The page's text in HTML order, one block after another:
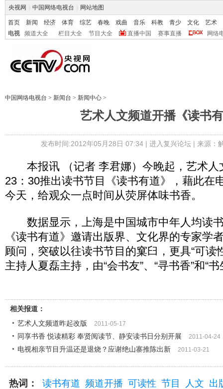
央视网 中国网络电视台 网站地图
首页 新闻 经济 体育 综艺 春晚 戏曲 音乐 科教 青少 文化
艺术
电视
频道大全 栏目大全 节目大全 直播中国 赛事直播 网络
中国网络电视台 > 新闻台 > 新闻中心 >
艺术人文频道开播《读书
发布时间:2012年05月28日 07:34 | 进入复兴论坛| 来源：
本报讯 （记者 李君娜）今晚起，艺术人
23：30推出读书节目《读书有道》，藉此在
今天，给观众一点时间从荧屏体味书香。
数据显示，上海是中国城市中年人均读
《读书有道》邀请出版界、文化界的专家学
顾问，突破以往读书节目的窠臼，更具“可读
主持人夏磊主持，由“会书友”、“寻书香”和“
相关报道：
艺术人文频道昨起改版
2011-05-17
同享书香 悦读精彩 奉贤阅读节、静安读书日分别开展 2011-04-24
电视相亲节目升温还是退烧？应谢绝山寨推陈出新 2011-03-21
热词： 读书有道 频道开播 可读性 节目 人文 出